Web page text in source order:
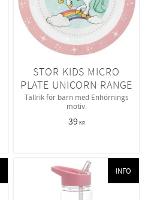
STOR KIDS MICRO
PLATE UNICORN RANGE
Tallrik för barn med Enhörnings
motiv.
39KR
INFO